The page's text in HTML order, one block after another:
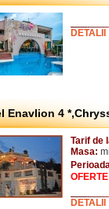
DETALII
Enavlion 4
Tarif de
Masa:
DETALII